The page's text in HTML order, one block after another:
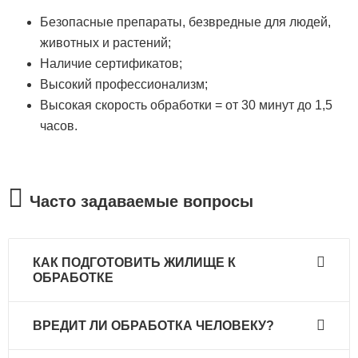
Безопасные препараты, безвредные для людей,
животных и растений;
Наличие сертификатов;
Высокий профессионализм;
Высокая скорость обработки = от 30 минут до 1,5
часов.
Часто задаваемые вопросы
КАК ПОДГОТОВИТЬ ЖИЛИЩЕ К
ОБРАБОТКЕ
разобрать ее, если это возможно. Также
ВРЕДИТ ЛИ ОБРАБОТКА ЧЕЛОВЕКУ?